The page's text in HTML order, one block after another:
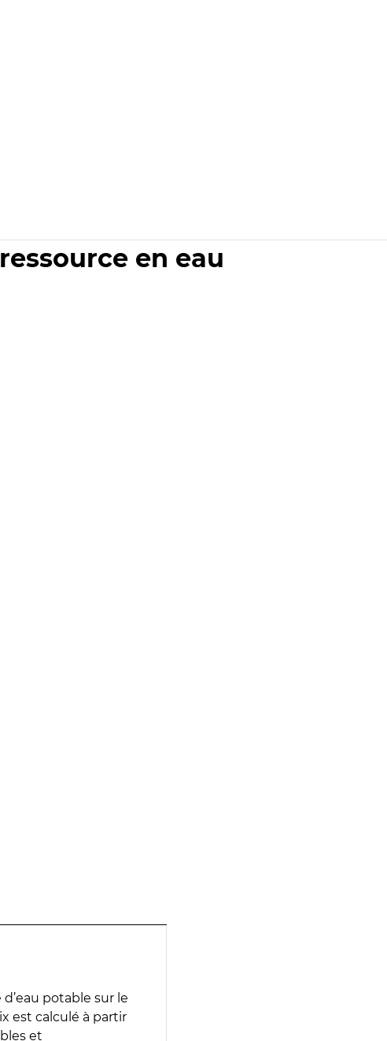
en eau
potable sur le
est calculé à partir
et